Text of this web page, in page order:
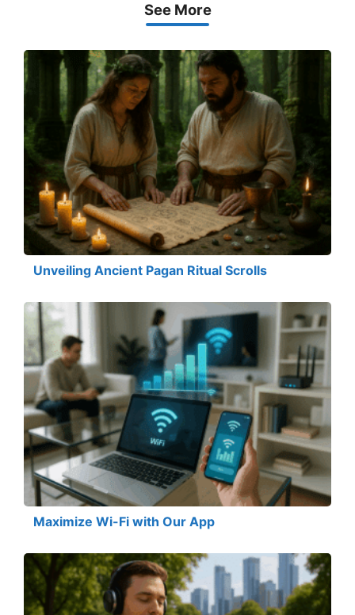
See More
Unveiling Ancient Pagan Ritual Scrolls
Maximize Wi-Fi with Our App